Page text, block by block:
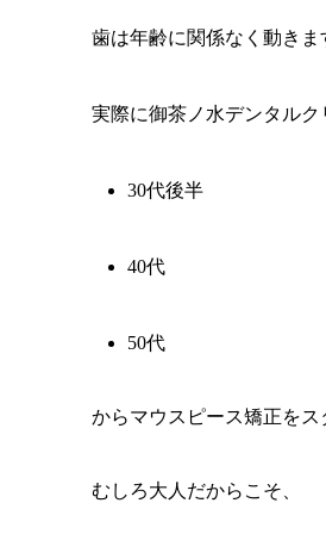
歯は年齢に関係なく動きま
実際に御茶ノ水デンタルク
30代後半
40代
50代
からマウスピース矯正をス
むしろ大人だからこそ、